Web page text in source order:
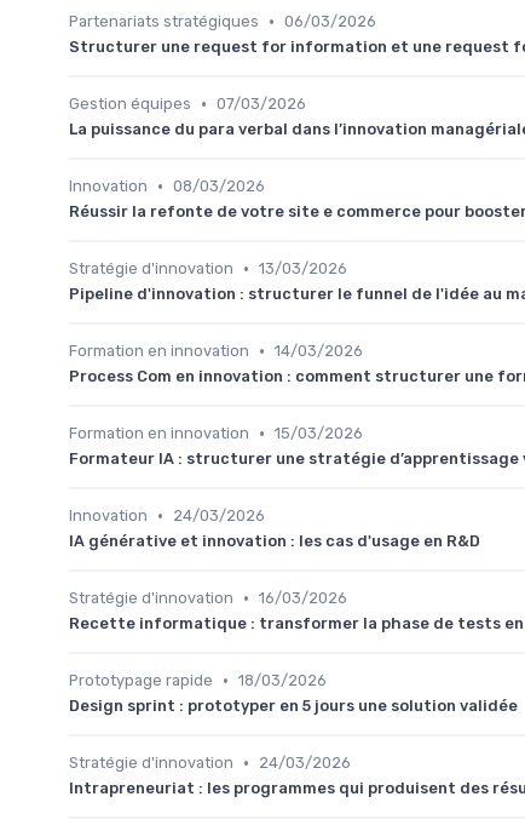
Partenariats stratégiques • 06/03/2026
Structurer une request for information et une request
Gestion équipes • 07/03/2026
La puissance du para verbal dans l’innovation
Innovation • 08/03/2026
Réussir la refonte de votre site e commerce pour
Stratégie d'innovation • 13/03/2026
Pipeline d'innovation : structurer le funnel de l'idée au
Formation en innovation • 14/03/2026
Process Com en innovation : comment structurer une
Formation en innovation • 15/03/2026
Formateur IA : structurer une stratégie d’apprentissage
Innovation •
24/03/2026
IA générative et innovation : les cas d'usage en R&D
Stratégie d'innovation • 16/03/2026
Recette informatique : transformer la phase de tests
Prototypage rapide • 18/03/2026
Design sprint : prototyper en 5 jours une solution validée
Stratégie d'innovation •
24/03/2026
Intrapreneuriat : les programmes qui produisent des